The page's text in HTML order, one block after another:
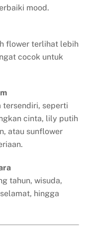
mood.
flower terlihat lebih
cocok untuk
tersendiri, seperti
cinta, lily putih
atau sunflower
tahun, wisuda,
hingga